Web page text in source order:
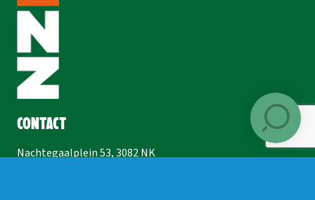
Contact
Nachtegaalplein 53, 3082 NK